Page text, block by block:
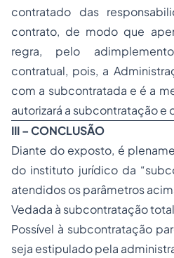
contratado das
contrato, de modo que
regra, pelo
contratual, pois, a
com a subcontratada e é a
autorizará a subcontratação e
III – CONCLUSÃO
Diante do exposto, é
do instituto jurídico da
atendidos os parâmetros
Vedada à subcontratação
Possível à subcontratação
seja estipulado pela